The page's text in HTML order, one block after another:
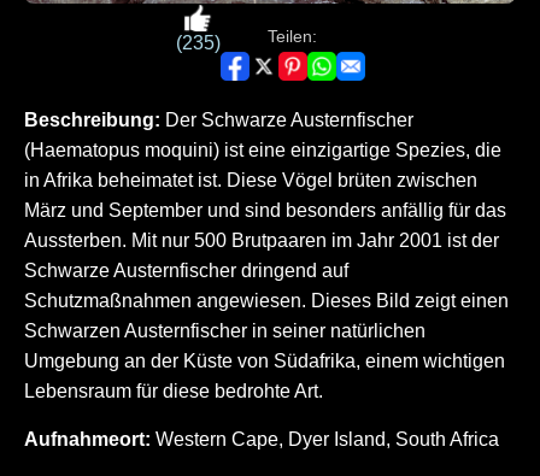
(235) Teilen:
Beschreibung: Der Schwarze Austernfischer
(Haematopus moquini) ist eine einzigartige Spezies, die
in Afrika beheimatet ist. Diese Vögel brüten zwischen
März und September und sind besonders anfällig für das
Aussterben. Mit nur 500 Brutpaaren im Jahr 2001 ist der
Schwarze Austernfischer dringend auf
Schutzmaßnahmen angewiesen. Dieses Bild zeigt einen
Schwarzen Austernfischer in seiner natürlichen
Umgebung an der Küste von Südafrika, einem wichtigen
Lebensraum für diese bedrohte Art.
Aufnahmeort: Western Cape, Dyer Island, South Africa